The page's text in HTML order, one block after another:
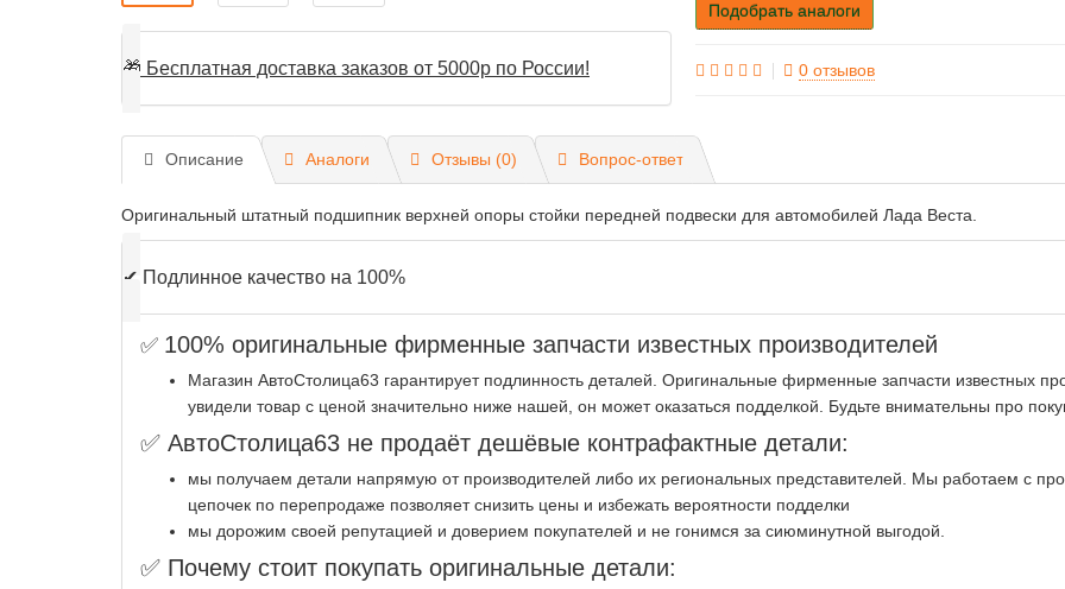
🎁 Бесплатная доставка заказов от 5000р по России!
Подобрать аналоги
0 отзывов
Описание Аналоги Отзывы (0) Вопрос-ответ
Оригинальный штатный подшипник верхней опоры стойки передней подвески для автомобилей Лада Веста.
✔ Подлинное качество на 100%
✅ 100% оригинальные фирменные запчасти известных производителей
Магазин АвтоСтолица63 гарантирует подлинность деталей. Оригинальные фирменные запчасти известных
увидели товар с ценой значительно ниже нашей, он может оказаться подделкой. Будьте внимательны про
✅ АвтоСтолица63 не продаёт дешёвые контрафактные детали:
мы получаем детали напрямую от производителей либо их региональных представителей. Мы работаем с
цепочек по перепродаже позволяет снизить цены и избежать вероятности подделки
мы дорожим своей репутацией и доверием покупателей и не гонимся за сиюминутной выгодой.
✅ Почему стоит покупать оригинальные детали: